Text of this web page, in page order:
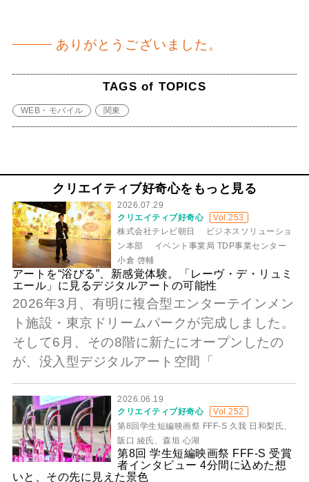
ありがとうございました。
TAGS of TOPICS
WEB・モバイル 関東
クリエイティブ好奇心をもっと見る
2026.07.29
クリエイティブ好奇心
Vol.253
株式会社テレビ朝日 ビジネスソリューショ
ン本部 イベント事業局 TDP事業センター
小倉 啓輔
アートを“浴びる”、新感覚体験。「レーヴ・デ・リュミ
エール」に見るデジタルアートの可能性
2026年3月、有明に複合型エンターテインメン
ト施設・東京ドリームパークが完成しました。
そして6月、その8階に新たにオープンしたの
が、没入型デジタルアート空間「
2026.06.19
クリエイティブ好奇心
Vol.252
第8回学生短編映画祭 FFF-S 久我 日和梨氏、
阪口 綾氏、森垣 心湖
第8回 学生短編映画祭 FFF-S 受賞
者インタビュー 4分間に込めた想
いと、その先に見えた景色